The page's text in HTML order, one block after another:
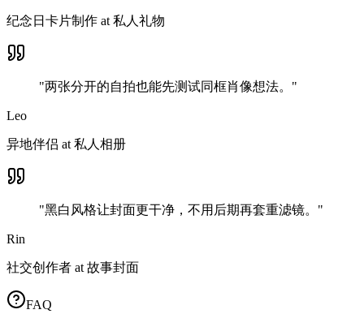
纪念日卡片制作 at 私人礼物
"两张分开的自拍也能先测试同框肖像想法。 "
Leo
异地伴侣 at 私人相册
"黑白风格让封面更干净，不用后期再套重滤镜。 "
Rin
社交创作者 at 故事封面
FAQ